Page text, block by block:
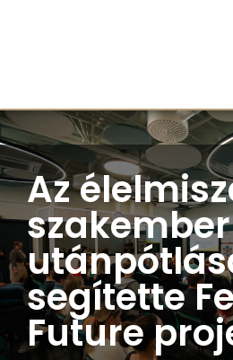
Az
segítette
Future